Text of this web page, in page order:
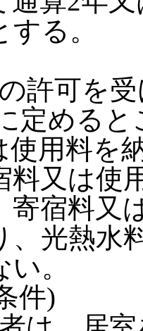
る。
許可を
定める
使用料を
料又は使
寄宿料又
、光熱水
。
件)